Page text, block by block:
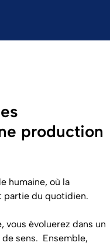
production
humaine, où la
partie du quotidien.
évoluerez dans un
sens. Ensemble,